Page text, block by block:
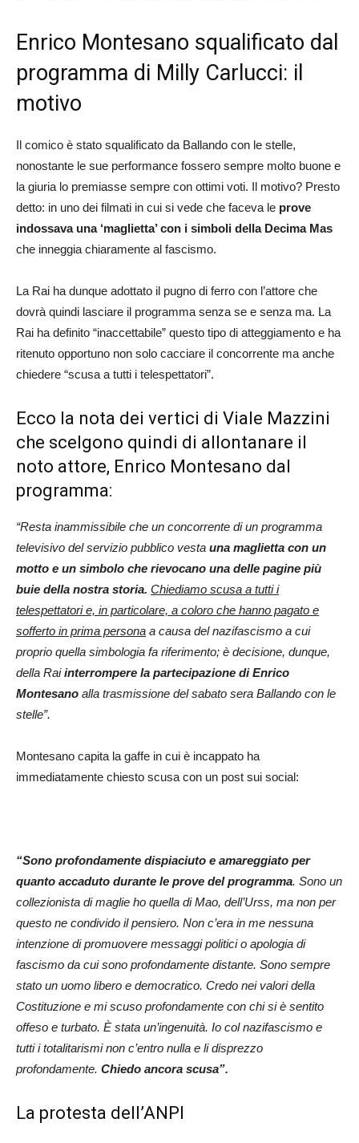
Enrico Montesano squalificato dal
programma di Milly Carlucci: il
motivo
Il comico è stato squalificato da Ballando con le stelle,
nonostante le sue performance fossero sempre molto buone e
la giuria lo premiasse sempre con ottimi voti. Il motivo? Presto
detto: in uno dei filmati in cui si vede che faceva le prove
indossava una ‘maglietta’ con i simboli della Decima Mas
che inneggia chiaramente al fascismo.
La Rai ha dunque adottato il pugno di ferro con l’attore che
dovrà quindi lasciare il programma senza se e senza ma. La
Rai ha definito “inaccettabile” questo tipo di atteggiamento e ha
ritenuto opportuno non solo cacciare il concorrente ma anche
chiedere “scusa a tutti i telespettatori”.
Ecco la nota dei vertici di Viale Mazzini
che scelgono quindi di allontanare il
noto attore, Enrico Montesano dal
programma:
“Resta inammissibile che un concorrente di un programma
televisivo del servizio pubblico vesta una maglietta con un
motto e un simbolo che rievocano una delle pagine più
buie della nostra storia. Chiediamo scusa a tutti i
telespettatori e, in particolare, a coloro che hanno pagato e
sofferto in prima persona a causa del nazifascismo a cui
proprio quella simbologia fa riferimento; è decisione, dunque,
della Raiinterrompere la partecipazione di Enrico
Montesano alla trasmissione del sabato sera Ballando con le
stelle”.
Montesano capita la gaffe in cui è incappato ha
immediatamente chiesto scusa con un post sui social:
“Sono profondamente dispiaciuto e amareggiato per
quanto accaduto durante le prove del programma. Sono un
collezionista di maglie ho quella di Mao, dell’Urss, ma non per
questo ne condivido il pensiero. Non c’era in me nessuna
intenzione di promuovere messaggi politici o apologia di
fascismo da cui sono profondamente distante. Sono sempre
stato un uomo libero e democratico. Credo nei valori della
Costituzione e mi scuso profondamente con chi si è sentito
offeso e turbato. È stata un’ingenuità. Io col nazifascismo e
tutti i totalitarismi non c’entro nulla e li disprezzo
profondamente. Chiedo ancora scusa”.
La protesta dell’ANPI